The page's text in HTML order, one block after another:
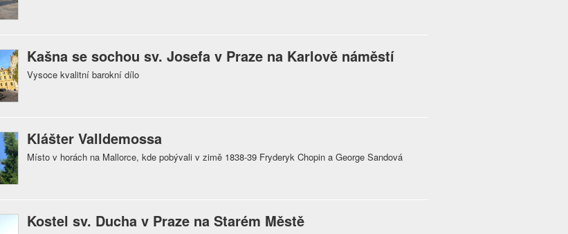
Kašna se sochou sv. Josefa v Praze na Karlově náměstí
Vysoce kvalitní barokní dílo
Klášter Valldemossa
Místo v horách na Mallorce, kde pobývali v zimě 1838-39 Fryderyk Chopin a George Sandová
Kostel sv. Ducha v Praze na Starém Městě